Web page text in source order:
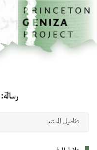
إلى المحتوى الرئيسي
الرئيسية
رسالة